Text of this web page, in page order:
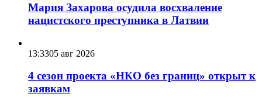
Мария Захарова осудила восхваление
нацистского преступника в Латвии
13:3305 авг 2026
4 сезон проекта «НКО без границ» открыт к
заявкам